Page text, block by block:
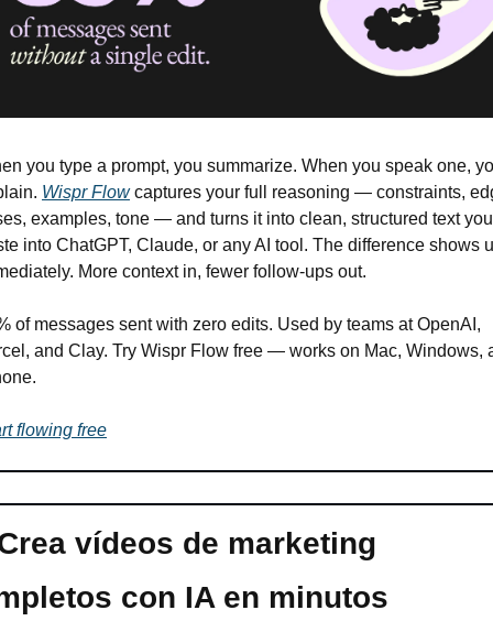
you type a prompt, you summarize. When you speak one,
Wispr Flow captures your full reasoning — constraints,
examples, tone — and turns it into clean, structured text you
into ChatGPT, Claude, or any AI tool. The difference shows
More context in, fewer follow-ups out.
of messages sent with zero edits. Used by teams at OpenAI,
and Clay. Try Wispr Flow free — works on Mac, Windows,
flowing free
vídeos de marketing
con IA en minutos